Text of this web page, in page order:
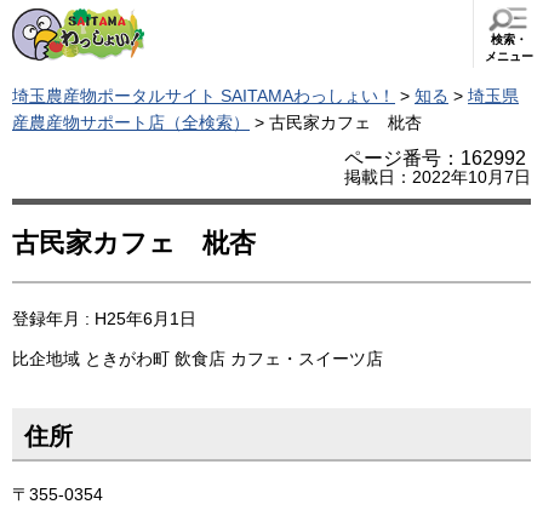
検索・
メニュー
埼玉農産物ポータルサイト SAITAMAわっしょい！ > 知る > 埼玉県
産農産物サポート店（全検索）
> 古民家カフェ 枇杏
ページ番号：162992
掲載日：2022年10月7日
古民家カフェ 枇杏
登録年月 : H25年6月1日
比企地域 ときがわ町 飲食店 カフェ・スイーツ店
住所
〒355-0354